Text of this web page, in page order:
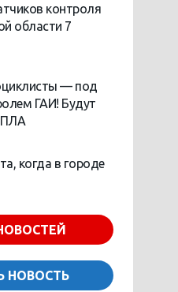
контроля
области 7
— под
ГАИ! Будут
когда в городе
НОВОСТЬ